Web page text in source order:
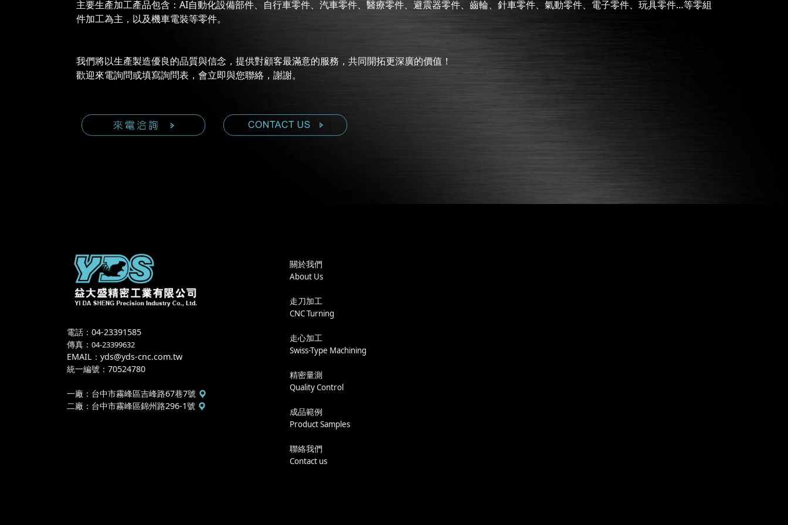
主要生產加工產品包含：AI自動化設備部件、自行車零件、汽車零件、醫療零件、避震器零件、齒輪、針車零件、氣動零件、電子零件、玩具零件…等零組
件加工為主，以及機車電裝等零件。
我們將以生產製造優良的品質與信念，提供對顧客最滿意的服務，共同開拓更深廣的價值！
歡迎來電詢問或填寫詢問表，會立即與您聯絡，謝謝。
電話：04-23391585
傳真 ： 04-23399632
EMAIL ： yds@yds-cnc.com.tw
統一編號 ： 70524780
一廠 ： 台中市霧峰區吉峰路67巷7號
二廠 ： 台中市霧峰區錦州路296-1號
關於我們
About Us
走刀加工
CNC Turning
走心加工
Swiss-Type Machining
精密量測
Quality Control
成品範例
Product Samples
聯絡我們
Contact us